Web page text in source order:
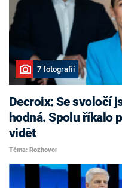
7 fotografií
Decroix: Se svoločí
hodná. Spolu říkalo
vidět
Téma: Rozhovor